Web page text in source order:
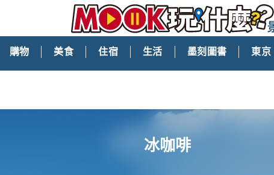
購物 美食 住宿 生活 墨刻圖書 東京
冰咖啡